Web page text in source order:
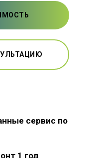
сервис по
1 год